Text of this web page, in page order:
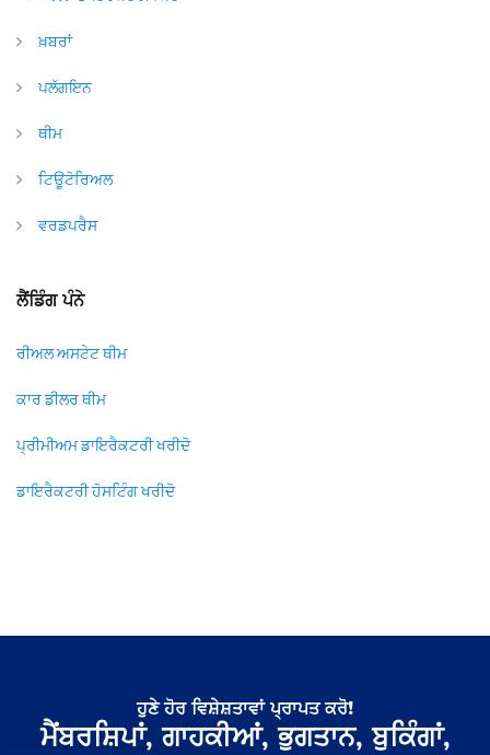
ਖ਼ਬਰਾਂ
ਪਲੱਗਇਨ
ਥੀਮ
ਟਿਊਟੋਰਿਅਲ
ਵਰਡਪਰੈਸ
ਲੈਂਡਿੰਗ ਪੰਨੇ
ਰੀਅਲ ਅਸਟੇਟ ਥੀਮ
ਕਾਰ ਡੀਲਰ ਥੀਮ
ਪ੍ਰੀਮੀਅਮ ਡਾਇਰੈਕਟਰੀ ਖਰੀਦੋ
ਡਾਇਰੈਕਟਰੀ ਹੋਸਟਿੰਗ ਖਰੀਦੋ
ਹੁਣੇ ਹੋਰ ਵਿਸ਼ੇਸ਼ਤਾਵਾਂ ਪ੍ਰਾਪਤ ਕਰੋ!
ਮੈਂਬਰਸ਼ਿਪਾਂ, ਗਾਹਕੀਆਂ, ਭੁਗਤਾਨ, ਬੁਕਿੰਗਾਂ,